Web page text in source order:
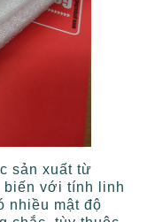
sản xuất từ
biến với tính linh
nhiều mật độ